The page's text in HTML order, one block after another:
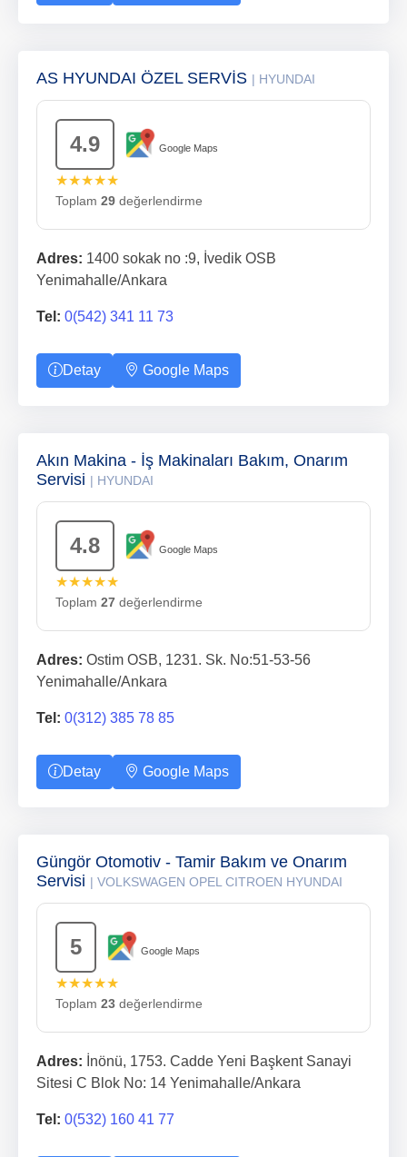
AS HYUNDAI ÖZEL SERVİS | HYUNDAI
4.9 Google Maps
★★★★★
Toplam 29 değerlendirme
Adres: 1400 sokak no :9, İvedik OSB
Yenimahalle/Ankara
Tel: 0(542) 341 11 73
Detay Google Maps
Akın Makina - İş Makinaları Bakım, Onarım
Servisi | HYUNDAI
4.8 Google Maps
★★★★★
Toplam 27 değerlendirme
Adres: Ostim OSB, 1231. Sk. No:51-53-56
Yenimahalle/Ankara
Tel: 0(312) 385 78 85
Detay Google Maps
Güngör Otomotiv - Tamir Bakım ve Onarım
Servisi | VOLKSWAGEN OPEL CITROEN HYUNDAI
5 Google Maps
★★★★★
Toplam 23 değerlendirme
Adres: İnönü, 1753. Cadde Yeni Başkent Sanayi
Sitesi C Blok No: 14 Yenimahalle/Ankara
Tel: 0(532) 160 41 77